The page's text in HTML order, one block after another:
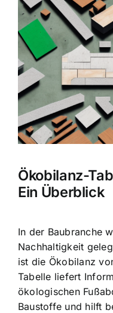
grösseres
Bild
Ökobilanz-
Ein Überblick
In der Baubranche
Nachhaltigkeit
ist die Ökobilanz
Tabelle liefert
ökologischen
Baustoffe und hilft